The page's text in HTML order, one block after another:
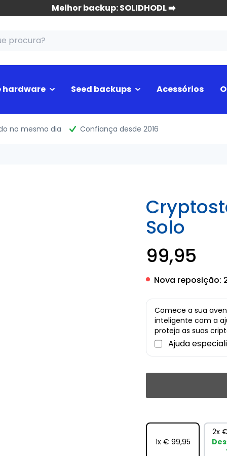
Melhor backup: SOLIDHODL ➡️
hardware Seed backups Acessórios
no mesmo dia Confiança desde 2016
Solo
99,95
Nova reposição:
Comece a sua
inteligente com a
proteja as suas
Ajuda
1x € 99,95
2x